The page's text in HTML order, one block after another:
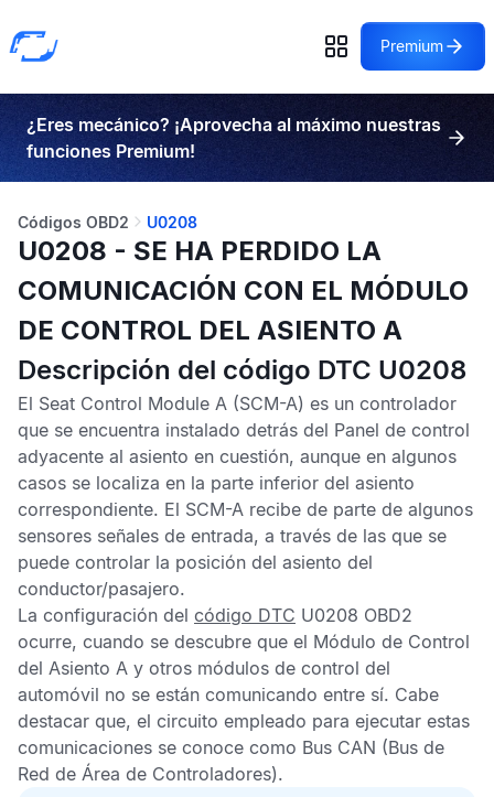
Premium
¿Eres mecánico? ¡Aprovecha al máximo nuestras
funciones Premium!
Códigos OBD2 U0208
U0208 - SE HA PERDIDO LA
COMUNICACIÓN CON EL MÓDULO
DE CONTROL DEL ASIENTO A
Descripción del código DTC U0208
El Seat Control Module A (SCM-A) es un controlador
que se encuentra instalado detrás del Panel de control
adyacente al asiento en cuestión, aunque en algunos
casos se localiza en la parte inferior del asiento
correspondiente. El SCM-A recibe de parte de algunos
sensores señales de entrada, a través de las que se
puede controlar la posición del asiento del
conductor/pasajero.
La configuración del código DTC U0208 OBD2
ocurre, cuando se descubre que el Módulo de Control
del Asiento A y otros módulos de control del
automóvil no se están comunicando entre sí. Cabe
destacar que, el circuito empleado para ejecutar estas
comunicaciones se conoce como Bus CAN (Bus de
Red de Área de Controladores).